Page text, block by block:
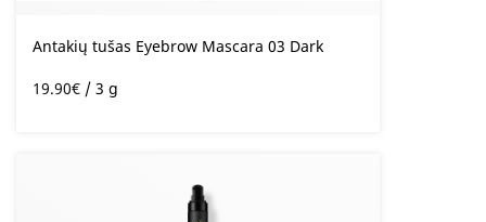
Antakių tušas Eyebrow Mascara 03 Dark
19.90€/ 3 g